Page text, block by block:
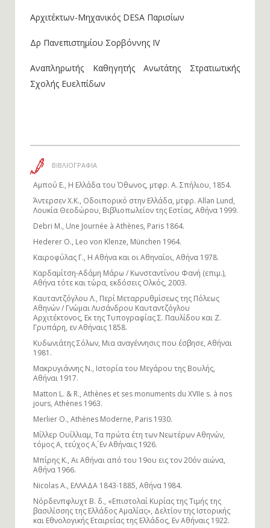
Αρχιτέκτων-Μηχανικός DESA Παρισίων
Δρ Πανεπιστημίου Σορβόννης IV
Αναπληρωτής Καθηγητής Ανωτάτης Στρατιωτικής
Σχολής Ευελπίδων
ΒΙΒΛΙΟΓΡΑΦΙΑ
Αμπού Ε., Η Ελλάδα του Όθωνος, μτφρ. Α. Σπήλιου, 1854.
Άντερσεν Χ.Κ., Οδοιπορικό στην Ελλάδα, μτφρ. Allan Lund,
Λουκία Θεοδώρου, Βιβλιοπωλείον της Εστίας, Αθήνα 1999.
Debri M., Une Journée à Athènes, Paris 1864.
Hederer O., Leo von Klenze, München 1964.
Καιροφύλας Γ., Η Αθήνα και οι Αθηναίοι, Αθήνα 1978.
Καρδαμίτση-Αδάμη Μάρω / Κωνσταντίνου Φανή (επιμ.),
Αθήνα τότε και τώρα, εκδόσεις Ολκός, 2003.
Καυταντζόγλου Λ., Περί Μεταρρυθμίσεως της Πόλεως
Αθηνών / Γνώμαι Λυσάνδρου Καυταντζόγλου
Αρχιτέκτονος, Εκ της Τυπογραφίας Σ. Παυλίδου και Ζ.
Γρυπάρη, εν Αθήναις 1858.
Κυδωνιάτης Σόλων, Μια αναγέννησις που έσβησε, Αθήναι
1981.
Μακρυγιάννης Ν., Ιστορία του Μεγάρου της Βουλής,
Αθήναι 1917.
Matton L. & R., Athènes et ses monuments du XVIIe s. à nos
jours, Athènes 1963.
Merlier O., Athènes Moderne, Paris 1930.
Μίλλερ Ουίλλιαμ, Τα πρώτα έτη των Νεωτέρων Αθηνών,
τόμος Α, τεύχος Α΄, Εν Αθήναις 1926.
Μπίρης Κ., Αι Αθήναι από του 19ου εις τον 20όν αιώνα,
Αθήνα 1966.
Nicolas A., ΕΛΛΑΔΑ 1843-1885, Αθήνα 1984.
Νόρδενπφλυχτ Β. δ., «Επιστολαί Κυρίας της Τιμής της
βασιλίσσης της Ελλάδος Αμαλίας», Δελτίον της Ιστορικής
και Εθνολογικής Εταιρείας της Ελλάδος, Εν Αθήναις 1922.